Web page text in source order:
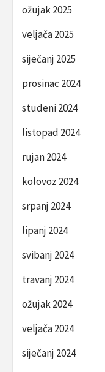
ožujak 2025
veljača 2025
siječanj 2025
prosinac 2024
studeni 2024
listopad 2024
rujan 2024
kolovoz 2024
srpanj 2024
lipanj 2024
svibanj 2024
travanj 2024
ožujak 2024
veljača 2024
siječanj 2024